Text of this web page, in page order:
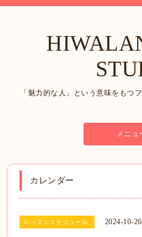
「魅力的な人」という意味をもつ
メニュ
カレンダー
レッスンスケジュール 2024-10-